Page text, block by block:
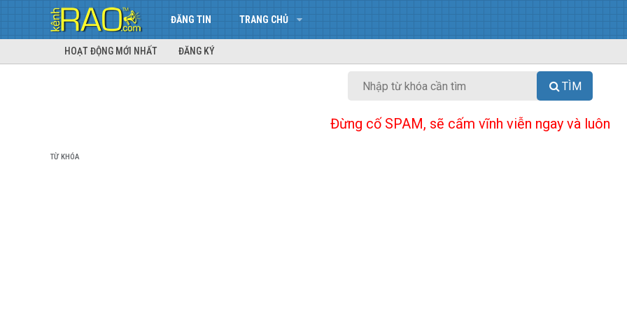
ĐĂNG TIN TRANG CHỦ
HOẠT ĐỘNG MỚI NHẤT ĐĂNG KÝ
TÌM
Đừng cố SPAM, sẽ cấm vĩnh viễn ngay và luôn
TỪ KHÓA